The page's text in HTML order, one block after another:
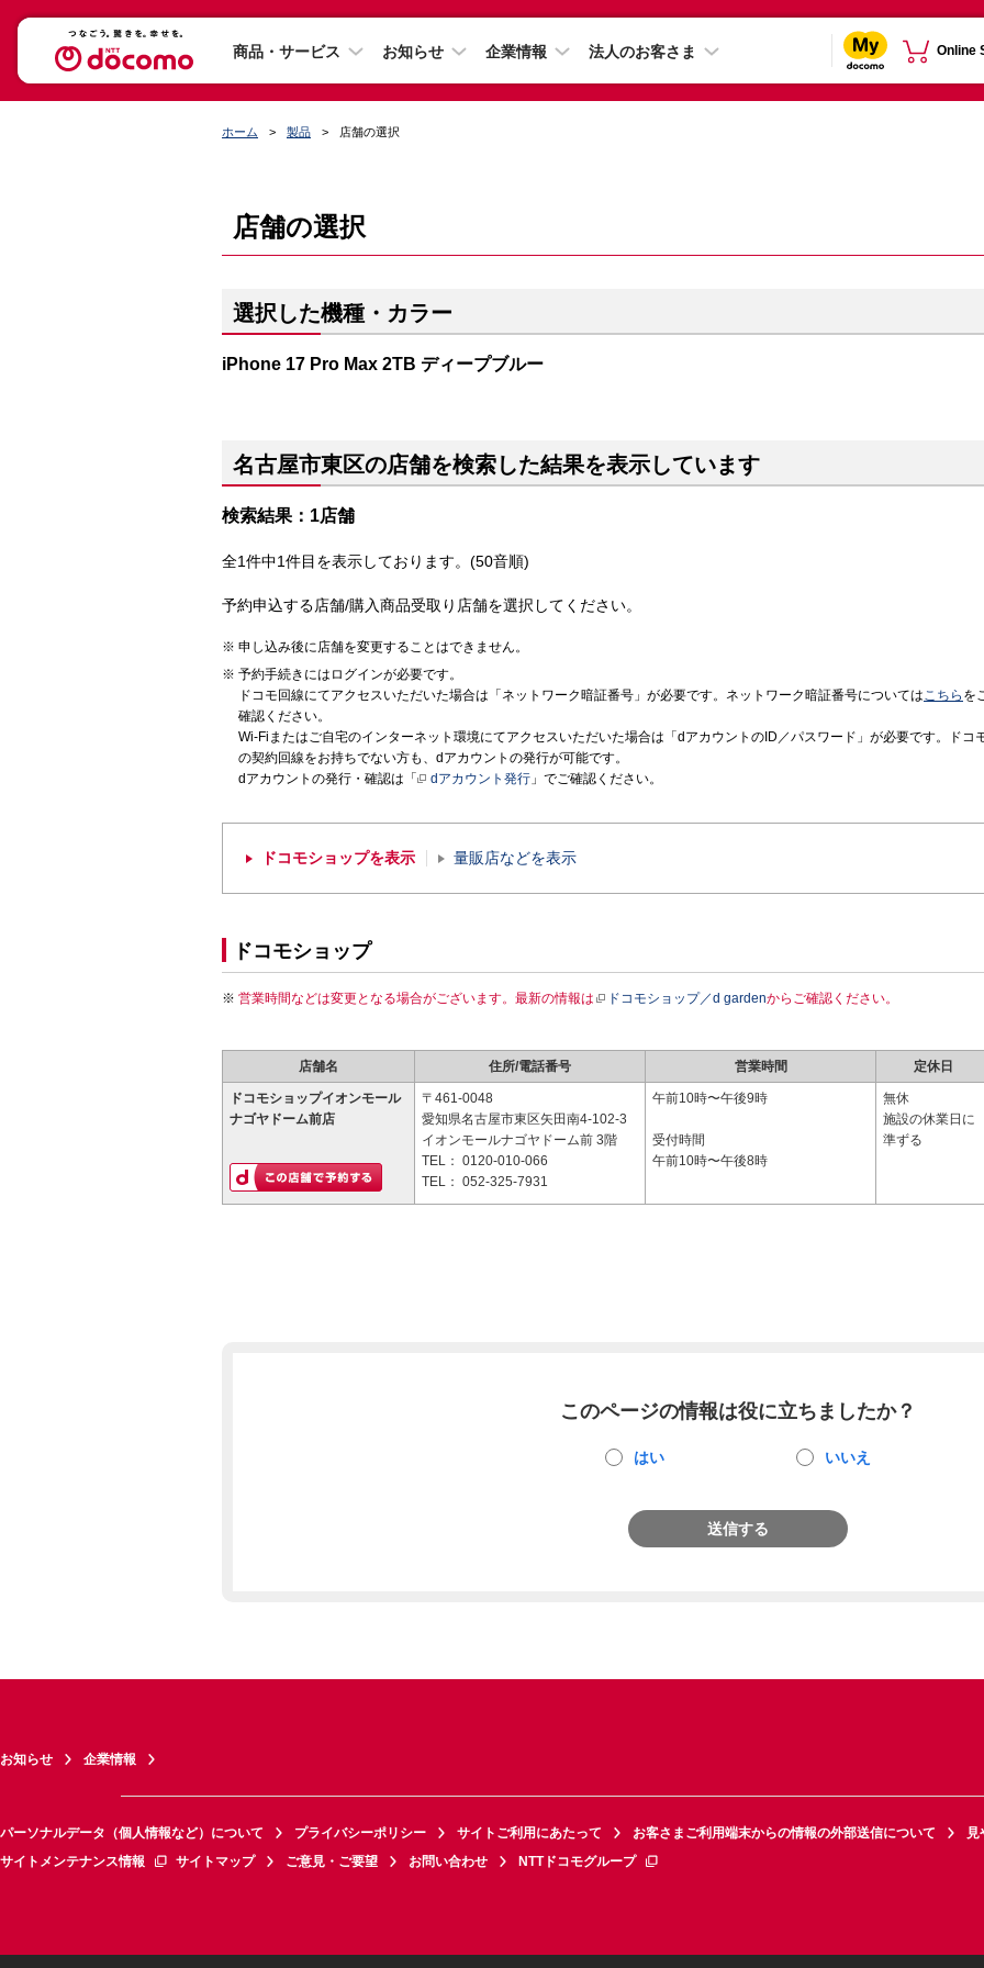
商品・サービス お知らせ 企業情報 法人のお客さま Online
ホーム 製品 店舗の選択
店舗の選択
選択した機種・カラー
iPhone 17 Pro Max 2TB ディープブルー
名古屋市東区の店舗を検索した結果を表示しています
検索結果：1店舗
全1件中1件目を表示しております。(50音順)
予約申込する店舗/購入商品受取り店舗を選択してください。
申し込み後に店舗を変更することはできません。
予約手続きにはログインが必要です。
ドコモ回線にてアクセスいただいた場合は「ネットワーク暗証番号」が必要です。ネットワーク暗証番号についてはこちら を
確認ください。
Wi-Fiまたはご自宅のインターネット環境にてアクセスいただいた場合は「dアカウントのID／パスワード」が必要です。ドコ
の契約回線をお持ちでない方も、dアカウントの発行が可能です。
dアカウントの発行・確認は「
dアカウント発行 」でご確認ください。
ドコモショップを表示 量販店などを表示
ドコモショップ
営業時間などは変更となる場合がございます。最新の情報は ドコモショップ／d gardenからご確認ください。
店舗名 住所/電話番号 営業時間 定休日
ドコモショップイオンモール
ナゴヤドーム前店
〒461-0048
愛知県名古屋市東区矢田南4-102-3
イオンモールナゴヤドーム前 3階
TEL： 0120-010-066
TEL： 052-325-7931
午前10時〜午後9時
受付時間
午前10時〜午後8時
無休
施設の休業日に
準ずる
このページの情報は役に立ちましたか？
はい いいえ
送信する
お知らせ 企業情報
パーソナルデータ（個人情報など）について プライバシーポリシー サイトご利用にあたって お客さまご利用端末からの情報の外部送信について
見
サイトメンテナンス情報
サイトマップ ご意見・ご要望 お問い合わせ NTTドコモグループ